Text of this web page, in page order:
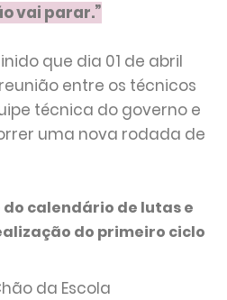
vai parar.”
que dia 01 de abril
entre os técnicos
técnica do governo e
uma nova rodada de
calendário de lutas e
do primeiro ciclo
da Escola